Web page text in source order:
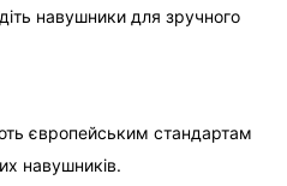
навушники для зручного
європейським стандартам
навушників.